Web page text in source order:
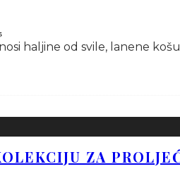
haljine od svile, lanene
ZA